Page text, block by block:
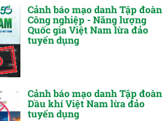
Cảnh báo mạo danh Tập đoàn
Công nghiệp - Năng lượng
Quốc gia Việt Nam lừa đảo
tuyển dụng
Cảnh báo mạo danh Tập đoàn
Dầu khí Việt Nam lừa đảo
tuyển dụng